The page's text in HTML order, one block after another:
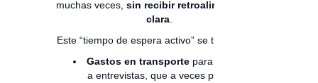
muchas veces, sin recibir retroalimentación
clara.
Este “tiempo de espera activo” se traduce en:
Gastos en transporte para acercarse
a entrevistas, que a veces pueden ser